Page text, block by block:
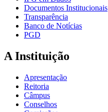
Documentos Institucionais
Transparência
Banco de Notícias
PGD
A Instituição
Apresentação
Reitoria
Câmpus
Conselhos